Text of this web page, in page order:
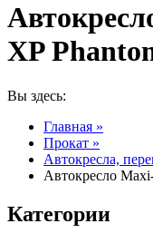
XP
Вы здесь:
Главная »
Прокат »
Автокресла,
Автокресло
Категории